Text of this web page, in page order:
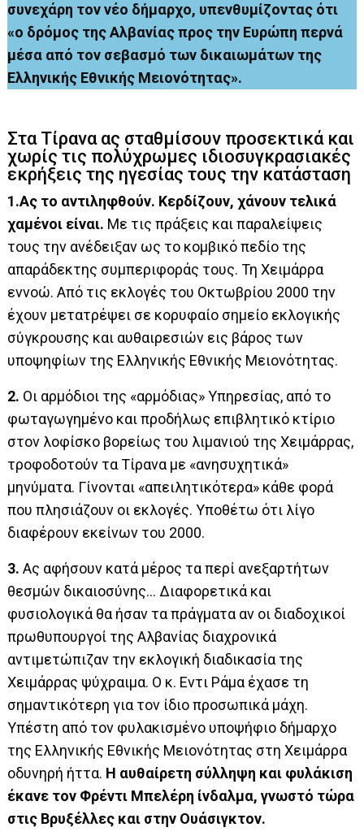
συνεχάρη τον νέο δήμαρχο, υπενθυμίζοντας ότι
«ο δρόμος της Αλβανίας προς την Ευρώπη περνά
μέσα από τον σεβασμό των δικαιωμάτων της
Ελληνικής Εθνικής Μειονότητας».
Στα Τίρανα ας σταθμίσουν προσεκτικά και
χωρίς τις πολύχρωμες ιδιοσυγκρασιακές
εκρήξεις της ηγεσίας τους την κατάσταση
1.Ας το αντιληφθούν. Κερδίζουν, χάνουν τελικά
χαμένοι είναι. Με τις πράξεις και παραλείψεις
τους την ανέδειξαν ως το κομβικό πεδίο της
απαράδεκτης συμπεριφοράς τους. Τη Χειμάρρα
εννοώ. Από τις εκλογές του Οκτωβρίου 2000 την
έχουν μετατρέψει σε κορυφαίο σημείο εκλογικής
σύγκρουσης και αυθαιρεσιών εις βάρος των
υποψηφίων της Ελληνικής Εθνικής Μειονότητας.
2. Οι αρμόδιοι της «αρμόδιας» Υπηρεσίας, από το
φωταγωγημένο και προδήλως επιβλητικό κτίριο
στον λοφίσκο βορείως του λιμανιού της Χειμάρρας,
τροφοδοτούν τα Τίρανα με «ανησυχητικά»
μηνύματα. Γίνονται «απειλητικότερα» κάθε φορά
που πλησιάζουν οι εκλογές. Υποθέτω ότι λίγο
διαφέρουν εκείνων του 2000.
3.Ας αφήσουν κατά μέρος τα περί ανεξαρτήτων
θεσμών δικαιοσύνης… Διαφορετικά και
φυσιολογικά θα ήσαν τα πράγματα αν οι διαδοχικοί
πρωθυπουργοί της Αλβανίας διαχρονικά
αντιμετώπιζαν την εκλογική διαδικασία της
Χειμάρρας ψύχραιμα. Ο κ. Εντι Ράμα έχασε τη
σημαντικότερη για τον ίδιο προσωπικά μάχη.
Υπέστη από τον φυλακισμένο υποψήφιο δήμαρχο
της Ελληνικής Εθνικής Μειονότητας στη Χειμάρρα
οδυνηρή ήττα. Η αυθαίρετη σύλληψη και φυλάκιση
έκανε τον Φρέντι Μπελέρη ίνδαλμα, γνωστό τώρα
στις Βρυξέλλες και στην Ουάσιγκτον.